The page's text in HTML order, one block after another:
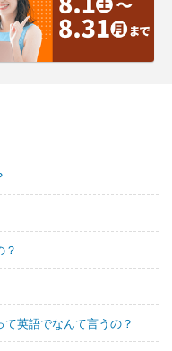
？
英語でなんて言うの？